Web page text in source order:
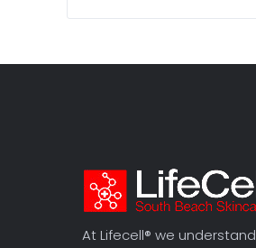
At Lifecell® we understand